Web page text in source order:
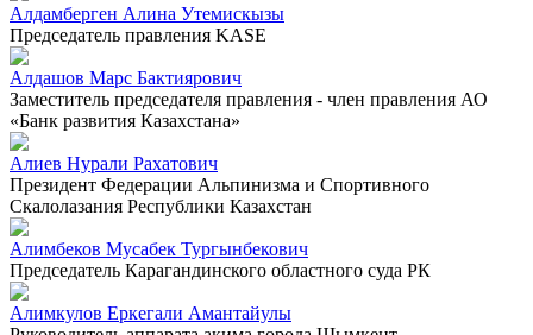
Алдамберген Алина Утемискызы
Председатель правления KASE
Алдашов Марс Бактиярович
Заместитель председателя правления - член правления АО
«Банк развития Казахстана»
Алиев Нурали Рахатович
Президент Федерации Альпинизма и Спортивного
Скалолазания Республики Казахстан
Алимбеков Мусабек Тургынбекович
Председатель Карагандинского областного суда РК
Алимкулов Еркегали Амантайулы